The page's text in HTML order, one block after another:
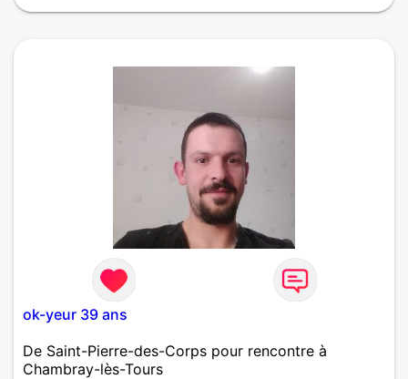
Je suis une personne simple correcte romantique
ok-yeur 39 ans
De Saint-Pierre-des-Corps pour rencontre à
Chambray-lès-Tours